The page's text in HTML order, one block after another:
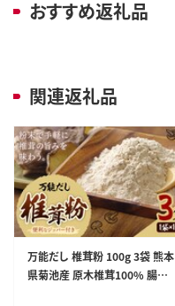
おすすめ返礼品
関連返礼品
万能だし 椎茸粉 100g 3袋 熊本
県菊池産 原木椎茸100% 腸内